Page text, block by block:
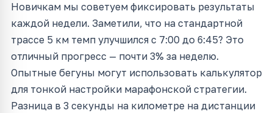
Новичкам мы советуем фиксировать результаты
каждой недели. Заметили, что на стандартной
трассе 5 км темп улучшился с 7:00 до 6:45? Это
отличный прогресс — почти 3% за неделю.
Опытные бегуны могут использовать калькулятор
для тонкой настройки марафонской стратегии.
Разница в 3 секунды на километре на дистанции